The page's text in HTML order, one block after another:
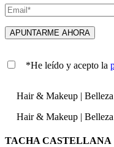
*He leído y acepto la
Hair & Makeup | Belleza
Hair & Makeup | Belleza
TACHA CASTELLANA